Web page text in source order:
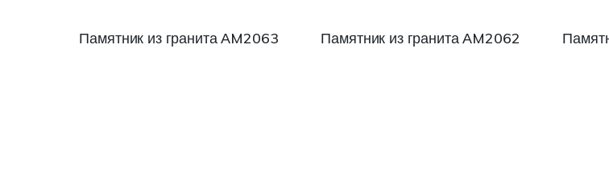
Памятник из гранита АM2063 Памятник из гранита АM2062